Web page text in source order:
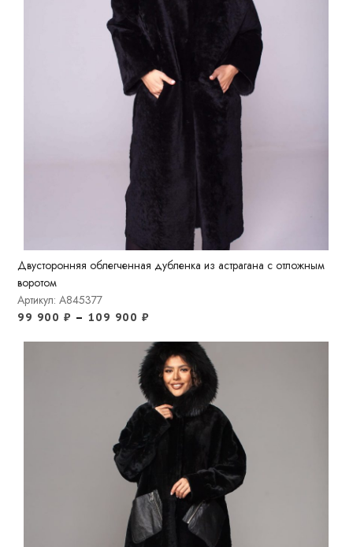
Двусторонняя облегченная дубленка из астрагана с отложным
воротом
Артикул: A845377
99 900 ₽ – 109 900 ₽